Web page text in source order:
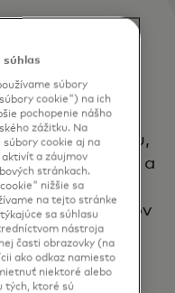
základňu,
veľkostí a
pre
našich partnerov
súhlas
súbory
cookie") na ich
pochopenie nášho
zážitku. Na
cookie aj na
aktivít a záujmov
stránkach.
nižšie sa
na tejto stránke
sa súhlasu
nástroja
časti obrazovky (na
ako odkaz namiesto
niektoré alebo
tých, ktoré sú